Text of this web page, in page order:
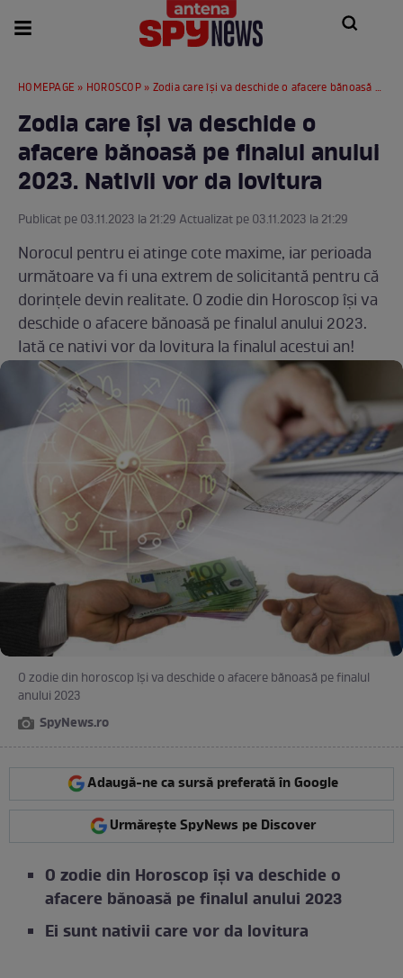
HOMEPAGE » HOROSCOP » Zodia care își va deschide o afacere bănoasă pe finalul anului 2023. Nativii vor da lovitura
Zodia care își va deschide o
afacere bănoasă pe finalul anului
2023. Nativii vor da lovitura
Publicat pe 03.11.2023 la 21:29 Actualizat pe 03.11.2023 la 21:29
Norocul pentru ei atinge cote maxime, iar perioada
următoare va fi una extrem de solicitantă pentru că
dorințele devin realitate. O zodie din Horoscop își va
deschide o afacere bănoasă pe finalul anului 2023.
Iată ce nativi vor da lovitura la finalul acestui an!
O zodie din horoscop își va deschide o afacere bănoasă pe finalul
anului 2023
SpyNews.ro
Adaugă-ne ca sursă preferată în Google
Urmărește SpyNews pe Discover
O zodie din Horoscop își va deschide o
afacere bănoasă pe finalul anului 2023
Ei sunt nativii care vor da lovitura